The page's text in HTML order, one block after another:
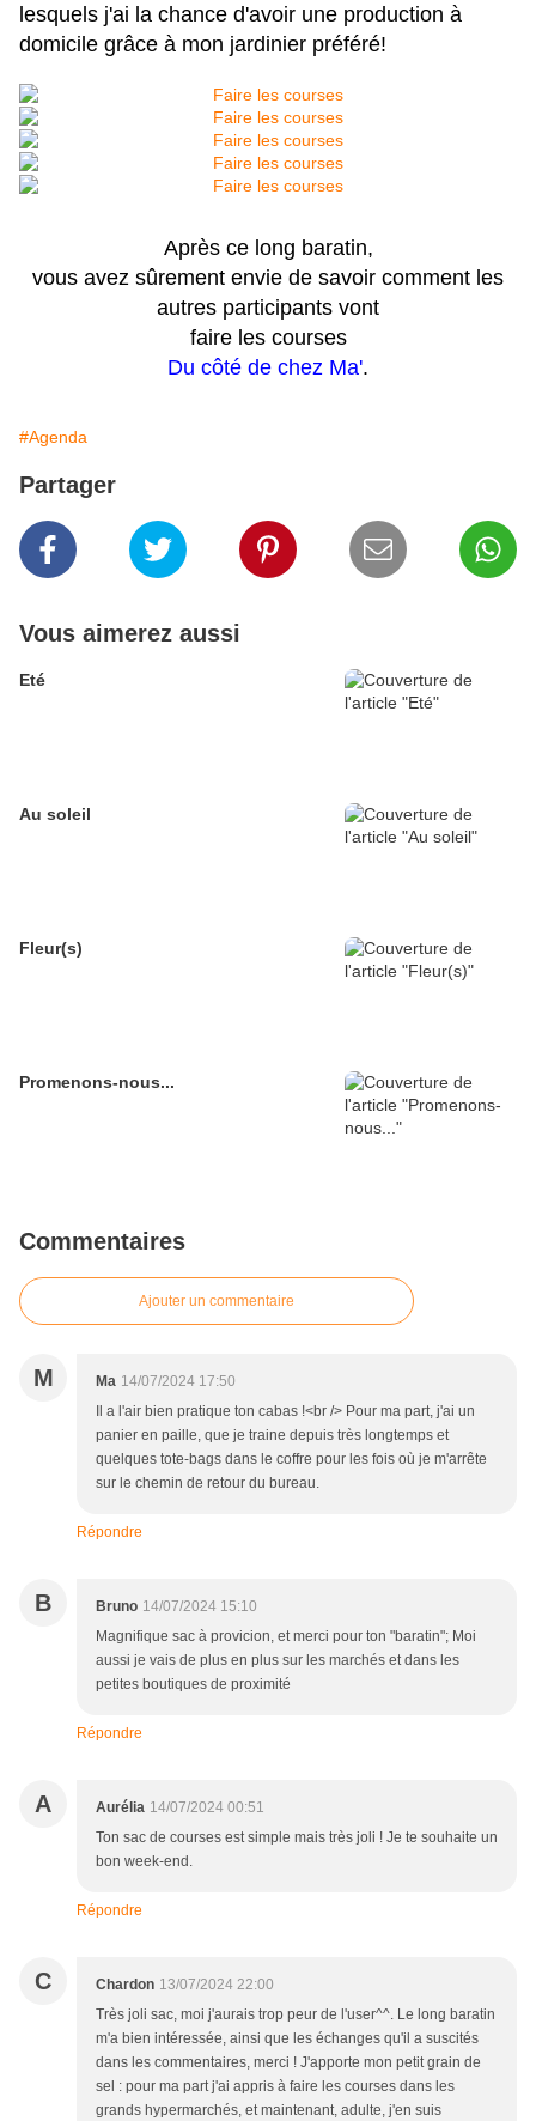
lesquels j'ai la chance d'avoir une production à
domicile grâce à mon jardinier préféré!
Après ce long baratin,
vous avez sûrement envie de savoir comment les
autres participants vont
faire les courses
Du côté de chez Ma'.
#Agenda
Partager
Vous aimerez aussi
Eté
Au soleil
Fleur(s)
Promenons-nous...
Commentaires
Ajouter un commentaire
M Ma 14/07/2024 17:50
Il a l'air bien pratique ton cabas !<br /> Pour ma part, j'ai un
panier en paille, que je traine depuis très longtemps et
quelques tote-bags dans le coffre pour les fois où je m'arrête
sur le chemin de retour du bureau.
Répondre
B Bruno 14/07/2024 15:10
Magnifique sac à provicion, et merci pour ton "baratin"; Moi
aussi je vais de plus en plus sur les marchés et dans les
petites boutiques de proximité
Répondre
A Aurélia 14/07/2024 00:51
Ton sac de courses est simple mais très joli ! Je te souhaite un
bon week-end.
Répondre
C Chardon 13/07/2024 22:00
Très joli sac, moi j'aurais trop peur de l'user^^. Le long baratin
m'a bien intéressée, ainsi que les échanges qu'il a suscités
dans les commentaires, merci ! J'apporte mon petit grain de
sel : pour ma part j'ai appris à faire les courses dans les
grands hypermarchés, et maintenant, adulte, j'en suis